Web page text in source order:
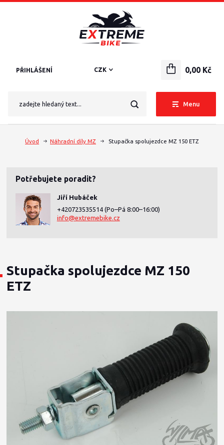
Menu
CZK
PŘIHLÁŠENÍ 0,00 Kč
Úvod Náhradní díly MZ Stupačka spolujezdce MZ 150 ETZ
Potřebujete poradit?
Jiří Hubáček
+420723535514 (Po–Pá 8:00–16:00)
info@extremebike.cz
Stupačka spolujezdce MZ 150
ETZ